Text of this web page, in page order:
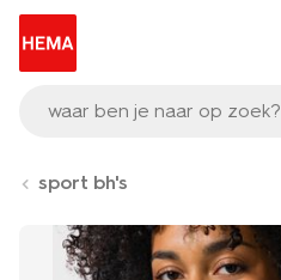
waar ben je naar op zoek?
sport bh's